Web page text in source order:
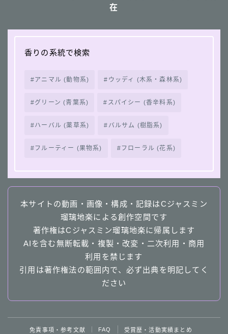
Follow Me
在
香りの系統で検索
アニマル (動物系) ウッディ (木系・森林系)
グリーン (青葉系) スパイシー (香辛料系)
ハーバル (薬草系) バルサム (樹脂系)
フルーティー (果物系) フローラル (花系)
本サイトの動画・画像・構成・記録はCジャスミン
瑠璃地楽による創作空間です
著作権はCジャスミン瑠璃地楽に帰属します
AIを含む無断転載・複製・改変・二次利用・商用
利用を禁じます
引用は著作権法の範囲内で、必ず出典を明記してく
ださい
免責事項・参考文献 FAQ 受賞歴・活動実績まとめ
follow me
４択クイズ動画へ